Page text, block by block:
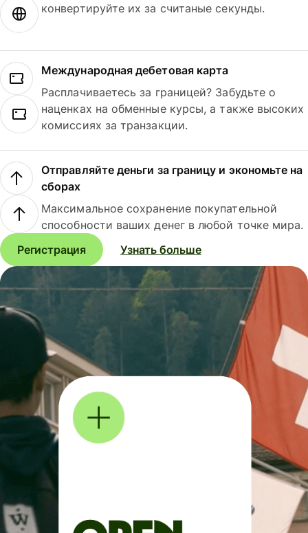
конвертируйте их за считаные секунды.
Международная дебетовая карта
Расплачиваетесь за границей? Забудьте о
наценках на обменные курсы, а также высоких
комиссиях за транзакции.
Отправляйте деньги за границу и экономьте на
сборах
Максимальное сохранение покупательной
способности ваших денег в любой точке мира.
Регистрация
Узнать больше